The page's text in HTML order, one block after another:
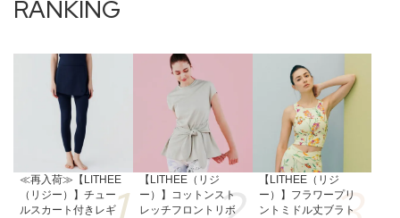
≪再入荷≫【LITHEE
（リジー）】チュー
ルスカート付きレギ
【LITHEE（リジ
ー）】コットンスト
レッチフロントリボ
【LITHEE（リジ
ー）】フラワープリ
ントミドル丈ブラト